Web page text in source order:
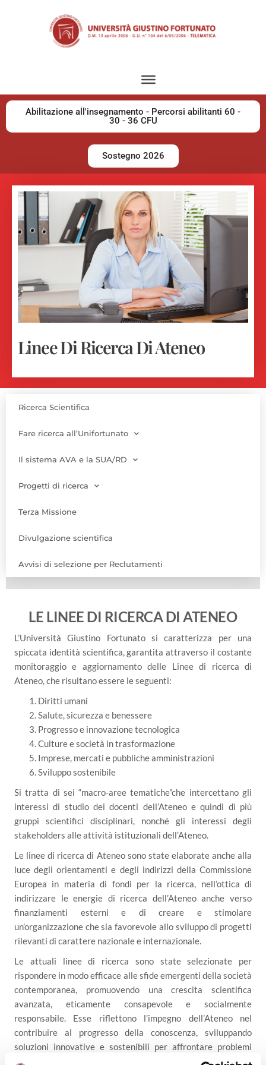
Abilitazione all'insegnamento - Percorsi abilitanti 60 -
30 - 36 CFU
Sostegno 2026
Linee Di Ricerca Di Ateneo
Ricerca Scientifica
Fare ricerca all’Unifortunato
Il sistema AVA e la SUA/RD
Progetti di ricerca
Terza Missione
Divulgazione scientifica
Avvisi di selezione per Reclutamenti
LE LINEE DI RICERCA DI ATENEO
L’Università Giustino Fortunato si caratterizza per una
spiccata identità scientifica, garantita attraverso il costante
monitoraggio e aggiornamento delle Linee di ricerca di
Ateneo, che risultano essere le seguenti:
Diritti umani
Salute, sicurezza e benessere
Progresso e innovazione tecnologica
Culture e società in trasformazione
Imprese, mercati e pubbliche amministrazioni
Sviluppo sostenibile
Si tratta di sei “macro-aree tematiche”che intercettano gli
interessi di studio dei docenti dell’Ateneo e quindi di più
gruppi scientifici disciplinari, nonché gli interessi degli
stakeholders alle attività istituzionali dell’Ateneo.
Le linee di ricerca di Ateneo sono state elaborate anche alla
luce degli orientamenti e degli indirizzi della Commissione
Europea in materia di fondi per la ricerca, nell’ottica di
indirizzare le energie di ricerca dell’Ateneo anche verso
finanziamenti esterni e di creare e stimolare
un’organizzazione che sia favorevole allo sviluppo di progetti
rilevanti di carattere nazionale e internazionale.
Le attuali linee di ricerca sono state selezionate per
rispondere in modo efficace alle sfide emergenti della società
contemporanea, promuovendo una crescita scientifica
avanzata, eticamente consapevole e socialmente
responsabile. Esse riflettono l’impegno dell’Ateneo nel
contribuire al progresso della conoscenza, sviluppando
soluzioni innovative e sostenibili per affrontare problemi
complessi.